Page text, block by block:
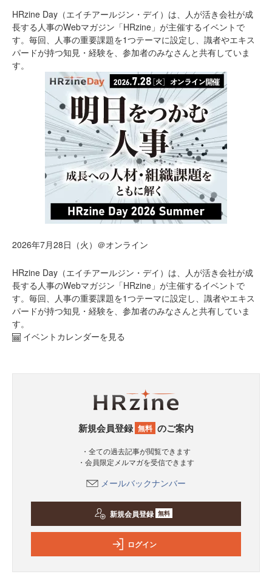
HRzine Day（エイチアールジン・デイ）は、人が活き会社が成
長する人事のWebマガジン「HRzine」が主催するイベントで
す。毎回、人事の重要課題を1つテーマに設定し、識者やエキス
パードが持つ知見・経験を、参加者のみなさんと共有していま
す。
2026年7月28日（火）＠オンライン
HRzine Day（エイチアールジン・デイ）は、人が活き会社が成
長する人事のWebマガジン「HRzine」が主催するイベントで
す。毎回、人事の重要課題を1つテーマに設定し、識者やエキス
パードが持つ知見・経験を、参加者のみなさんと共有していま
す。
イベントカレンダーを見る
新規会員登録 無料 のご案内
・全ての過去記事が閲覧できます
・会員限定メルマガを受信できます
メールバックナンバー
新規会員登録 無料
ログイン